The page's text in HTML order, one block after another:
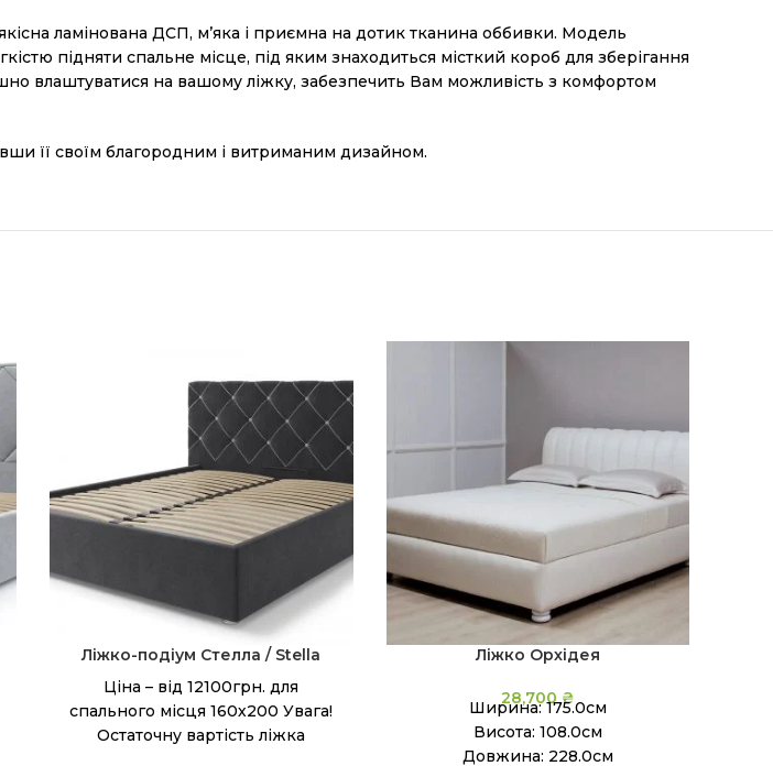
ламінована ДСП, м’яка і приємна на дотик тканина оббивки. Модель
підняти спальне місце, під яким знаходиться місткий короб для зберігання
влаштуватися на вашому ліжку, забезпечить Вам можливість з комфортом
її своїм благородним і витриманим дизайном.
Ліжко-подіум Стелла / Stella
Ціна – від 12100грн. для
спального місця 160х200 Увага!
Остаточну вартість ліжка
Ліжко Орхідея
28,700 ₴
Ширина: 175.0см
Висота: 108.0см
Довжина: 228.0см